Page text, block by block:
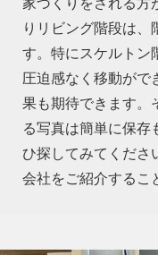
家づくりをされる方
りリビング階段は
す。特にスケルトン
圧迫感なく移動がで
果も期待できます。
る写真は簡単に保存
ひ探してみてくださ
会社をご紹介するこ